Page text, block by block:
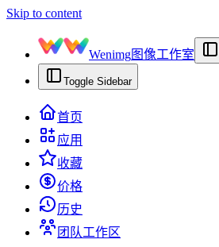
Skip to content
Wenimg图像工作室
Toggle Sidebar
首页
应用
收藏
价格
历史
团队工作区